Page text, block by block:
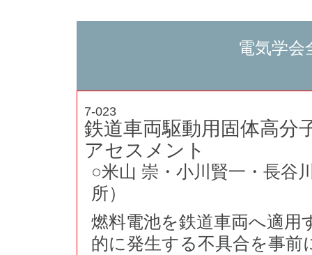
電気学会
7-023
鉄道車両駆動用固体高分
アセスメント
○米山 崇・小川賢一・長谷
所）
燃料電池を鉄道車両へ適用
的に発生する不具合を事